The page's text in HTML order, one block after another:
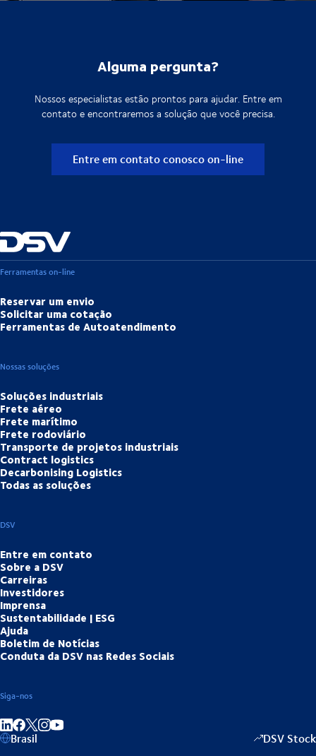
Alguma pergunta?
Nossos especialistas estão prontos para ajudar. Entre em
contato e encontraremos a solução que você precisa.
Entre em contato conosco on-line
Ferramentas on-line
Reservar um envio
Solicitar uma cotação
Ferramentas de Autoatendimento
Nossas soluções
Soluções industriais
Frete aéreo
Frete marítimo
Frete rodoviário
Transporte de projetos industriais
Contract logistics
Decarbonising Logistics
Todas as soluções
DSV
Entre em contato
Sobre a DSV
Carreiras
Investidores
Imprensa
Sustentabilidade | ESG
Ajuda
Boletim de Notícias
Conduta da DSV nas Redes Sociais
Siga-nos
Partilhar no LinkedIn
Partilhar no Facebook
Brasil DSV Stock